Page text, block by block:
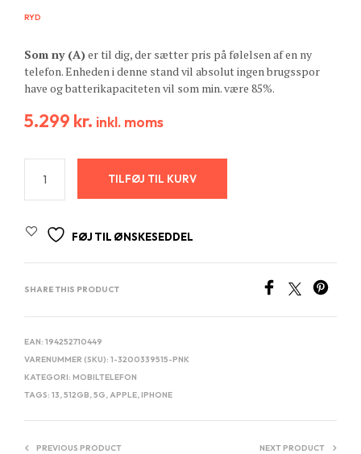
RYD
Som ny (A)er til dig, der sætter pris på følelsen af en ny
telefon. Enheden i denne stand vil absolut ingen brugsspor
have og batterikapaciteten vil som min. være 85%.
5.299 kr. inkl. moms
TILFØJ TIL KURV
FØJ TIL ØNSKESEDDEL
SHARE THIS PRODUCT
EAN: 194252710449
VARENUMMER (SKU): 1-3200339515-PNK
KATEGORI: MOBILTELEFON
TAGS: 13,512GB,5G,APPLE,IPHONE
PREVIOUS PRODUCT NEXT PRODUCT